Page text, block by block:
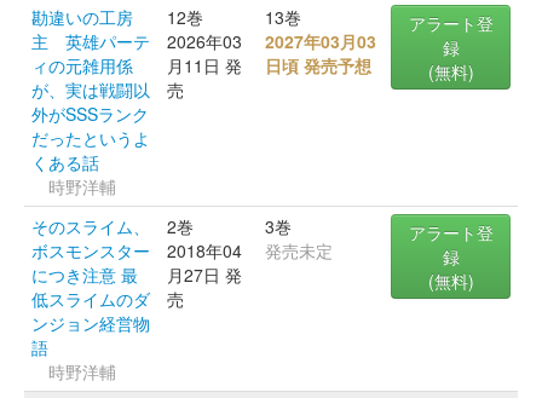
勘違いの工房
主 英雄パーテ
ィの元雑用係
が、実は戦闘以
外がSSSランク
だったというよ
くある話
時野洋輔
12巻
2026年03
月11日 発
売
13巻
2027年03月03
日頃 発売予想
アラート登
録
(無料)
そのスライム、
ボスモンスター
につき注意 最
低スライムのダ
ンジョン経営物
語
時野洋輔
2巻
2018年04
月27日 発
売
3巻
発売未定
アラート登
録
(無料)